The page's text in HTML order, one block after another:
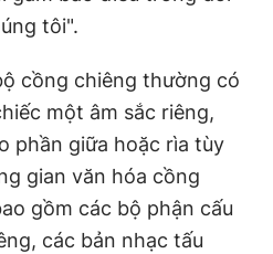
tôi".
cồng chiêng thường có
một âm sắc riêng,
phần giữa hoặc rìa tùy
gian văn hóa cồng
gồm các bộ phận cấu
các bản nhạc tấu